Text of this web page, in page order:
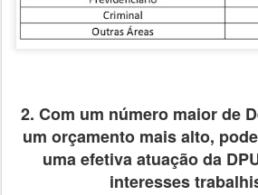
2. Com um número maior de
um orçamento mais alto,
uma efetiva atuação da
interesses